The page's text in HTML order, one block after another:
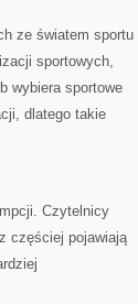
ze światem sportu
sportowych,
wybiera sportowe
dlatego takie
Czytelnicy
częściej pojawiają